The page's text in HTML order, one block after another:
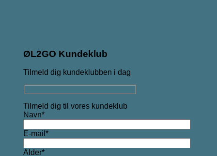
ØL2GO Kundeklub
Tilmeld dig kundeklubben i dag
Tilmeld dig til vores kundeklub
Navn*
E-mail*
Alder*